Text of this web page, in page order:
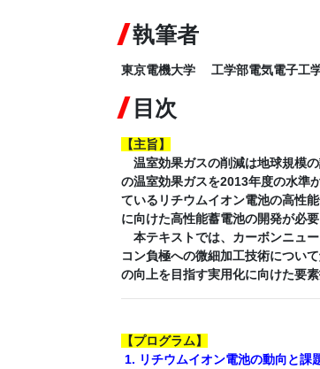
執筆者
東京電機大学 工学部電気電子
目次
【主旨】
温室効果ガスの削減は地球規模
の温室効果ガスを2013年度の水準
ているリチウムイオン電池の高性
に向けた高性能蓄電池の開発が必要
本テキストでは、カーボンニュ
コン負極への微細加工技術につい
の向上を目指す実用化に向けた要
【プログラム】
1. リチウムイオン電池の動向と課